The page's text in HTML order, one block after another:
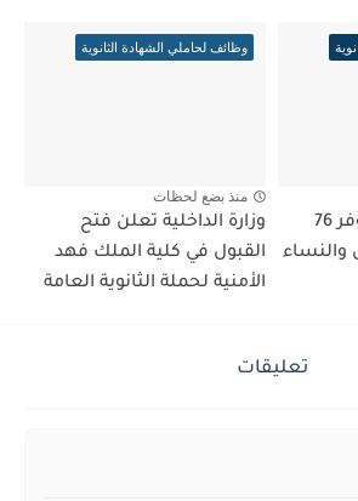
وزارة الطاقة تعلن توفر 76
والنساء
وظائف لحاملي الشهادة الثانوية
منذ بضع لحظات
وزارة الداخلية تعلن فتح
القبول في كلية الملك فهد
الأمنية لحملة الثانوية العامة
تعليقات